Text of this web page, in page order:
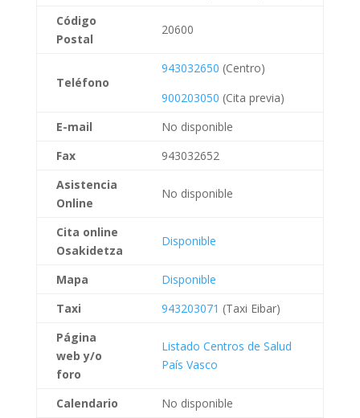
Código
Postal
20600
Teléfono
943032650 (Centro)
900203050 (Cita previa)
E-mail
No disponible
Fax
943032652
Asistencia
Online
No disponible
Cita online
Osakidetza
Disponible
Mapa
Disponible
Taxi
943203071 (Taxi Eibar)
Página
weby/o
foro
Listado Centros de Salud
País Vasco
Calendario
No disponible